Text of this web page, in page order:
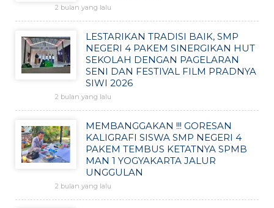
2 bulan yang lalu
LESTARIKAN TRADISI BAIK, SMP
NEGERI 4 PAKEM SINERGIKAN HUT
SEKOLAH DENGAN PAGELARAN
SENI DAN FESTIVAL FILM PRADNYA
SIWI 2026
2 bulan yang lalu
MEMBANGGAKAN !!! GORESAN
KALIGRAFI SISWA SMP NEGERI 4
PAKEM TEMBUS KETATNYA SPMB
MAN 1 YOGYAKARTA JALUR
UNGGULAN
2 bulan yang lalu